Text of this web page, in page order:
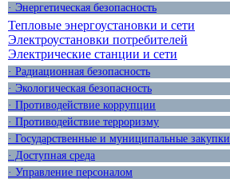
· Энергетическая безопасность
Тепловые энергоустановки и сети
Электроустановки потребителей
Электрические станции и сети
· Радиационная безопасность
· Экологическая безопасность
· Противодействие коррупции
· Противодействие терроризму
· Государственные и муниципальные закупки
· Доступная среда
· Управление персоналом